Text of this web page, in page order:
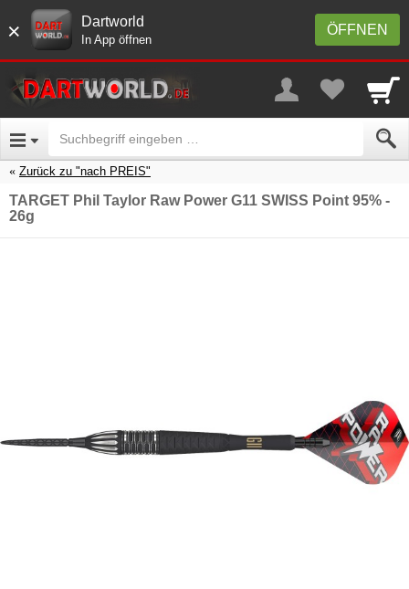
× ÖFFNEN
Dartworld
In App öffnen
Zurück zu "nach PREIS"
TARGET Phil Taylor Raw Power G11 SWISS Point 95% -
26g